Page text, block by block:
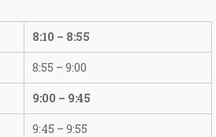
8:10 – 8:55
8:55 – 9:00
9:00 – 9:45
9:45 – 9:55